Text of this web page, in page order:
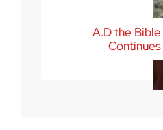
A.D the Bible
Continues